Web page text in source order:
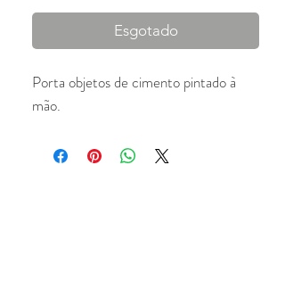
Esgotado
Porta objetos de cimento pintado à
mão.